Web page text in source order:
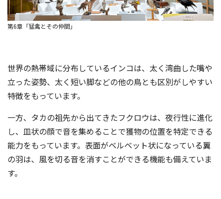
第6章「猛禽とその仲間」
世界の熱帯域に分布しているインコは、太く湾曲した嘴や
立った姿勢、太く短い脚などの他の鳥とも区別がしやすい
特徴をもっています。
一方、タカの祖先から出てきたフクロウは、夜行性に進化
し、皿状の顔で音を集めることで獲物の位置を特定できる
能力をもっています。表面がベルベット状になっている翼
の羽は、風を切る音を消すことができる機能も備えていま
す。